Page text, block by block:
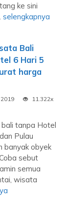
ke sini
selengkapnya
Bali
6 Hari 5
harga
11.322x
tanpa Hotel
Pulau
banyak obyek
sebut
semua
wisata